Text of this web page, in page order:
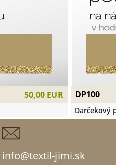
50,00 EUR DP100
Darčekový
info@textil-jimi.sk